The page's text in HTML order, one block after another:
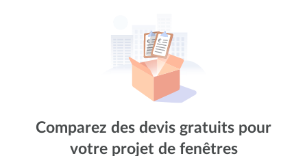
Comparez des devis gratuits pour
votre projet de fenêtres